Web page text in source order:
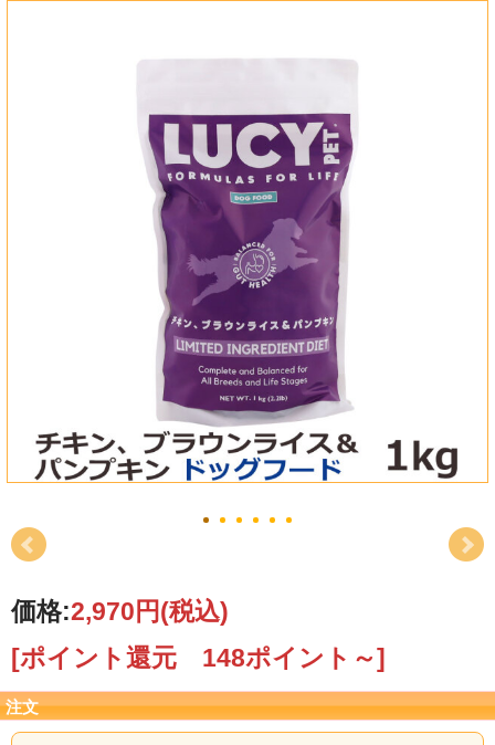
価格:2,970円(税込)
[ポイント還元 148ポイント～]
注文